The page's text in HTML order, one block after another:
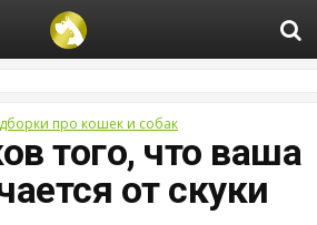
про кошек и собак
того, что ваша
от скуки